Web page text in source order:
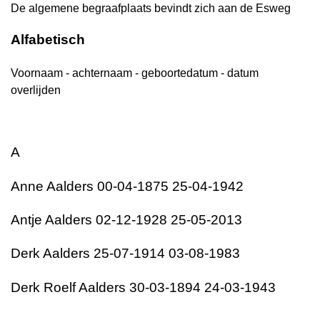
De algemene begraafplaats bevindt zich aan de Esweg
Alfabetisch
Voornaam - achternaam - geboortedatum - datum
overlijden
A
Anne Aalders 00-04-1875 25-04-1942
Antje Aalders 02-12-1928 25-05-2013
Derk Aalders 25-07-1914 03-08-1983
Derk Roelf Aalders 30-03-1894 24-03-1943